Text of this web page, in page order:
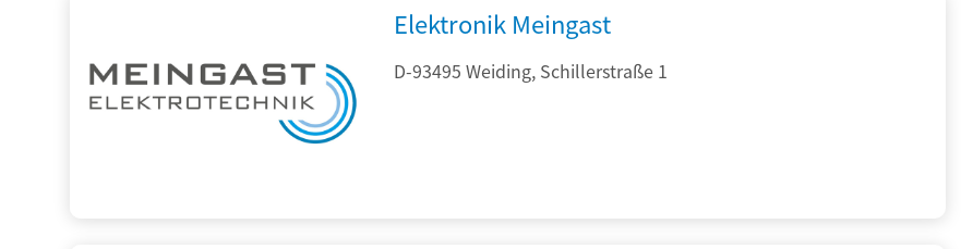
Elektronik Meingast
D-93495 Weiding, Schillerstraße 1